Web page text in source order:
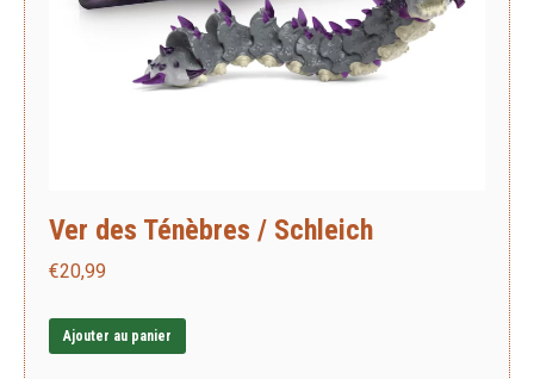
Ver des Ténèbres / Schleich
€20,99
Ajouter au panier